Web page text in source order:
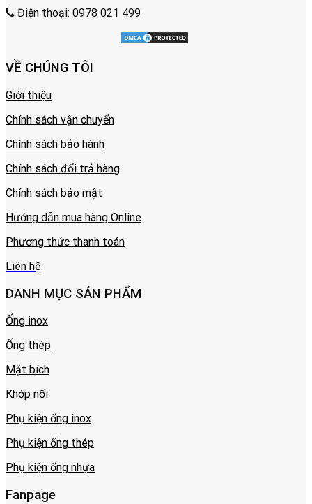
Điện thoại: 0978 021 499
VỀ CHÚNG TÔI
Giới thiệu
Chính sách vận chuyển
Chính sách bảo hành
Chính sách đổi trả hàng
Chính sách bảo mật
Hướng dẫn mua hàng Online
Phương thức thanh toán
Liên hệ
DANH MỤC SẢN PHẨM
Ống inox
Ống thép
Mặt bích
Khớp nối
Phụ kiện ống inox
Phụ kiện ống thép
Phụ kiện ống nhựa
Fanpage